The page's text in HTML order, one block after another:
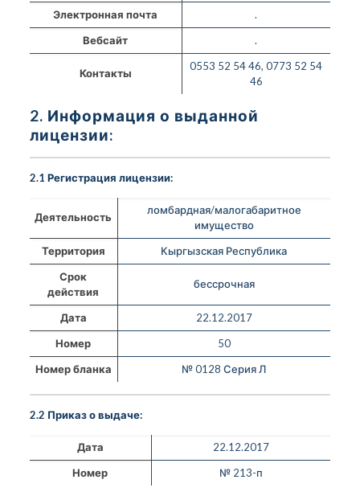
Электронная почта
.
Вебсайт
.
Контакты
0553 52 54 46, 0773 52 54
46
2. Информация о выданной
лицензии:
2.1 Регистрация лицензии:
Деятельность
ломбардная/малогабаритное
имущество
Территория
Кыргызская Республика
Срок
действия
бессрочная
Дата
22.12.2017
Номер
50
Номер бланка
№ 0128 Серия Л
2.2 Приказ о выдаче:
Дата
22.12.2017
Номер
№ 213-п